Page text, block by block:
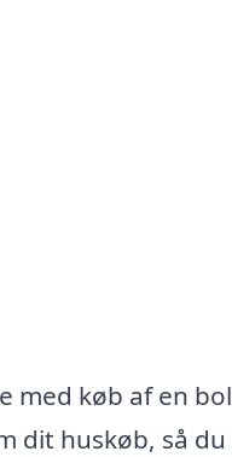
med køb af en
dit huskøb, så du